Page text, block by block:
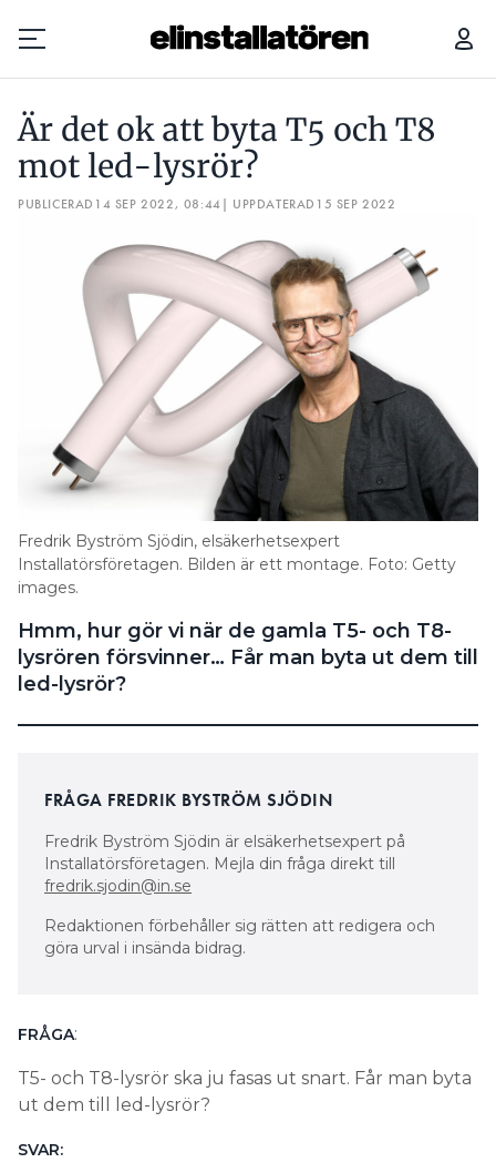
Prenumerera
Hantera prenumeration
Lediga jobb
Annonsera
Läs E-tidningen
Om tidningen
Kontakt
Personuppgifter
Search for:
SEARCH
Är det ok att byta T5 och T8
mot led-lysrör?
PUBLICERAD 14 SEP 2022, 08:44| UPPDATERAD 15 SEP 2022
Fredrik Byström Sjödin, elsäkerhetsexpert
Installatörsföretagen. Bilden är ett montage. Foto: Getty
images.
Hmm, hur gör vi när de gamla T5- och T8-
lysrören försvinner… Får man byta ut dem till
led-lysrör?
FRÅGA FREDRIK BYSTRÖM SJÖDIN
Fredrik Byström Sjödin är elsäkerhetsexpert på
Installatörsföretagen. Mejla din fråga direkt till
fredrik.sjodin@in.se
Redaktionen förbehåller sig rätten att redigera och
göra urval i insända bidrag.
FRÅGA:
T5- och T8-lysrör ska ju fasas ut snart. Får man byta
ut dem till led-lysrör?
SVAR:
ÄR DET OK ATT BYTA T5 OCH T8 MOT LED-LYSRÖR? FÅR